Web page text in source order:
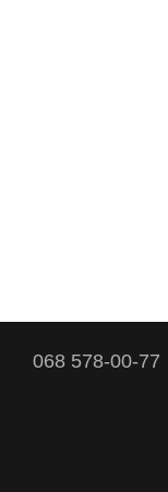
068 578-00-77